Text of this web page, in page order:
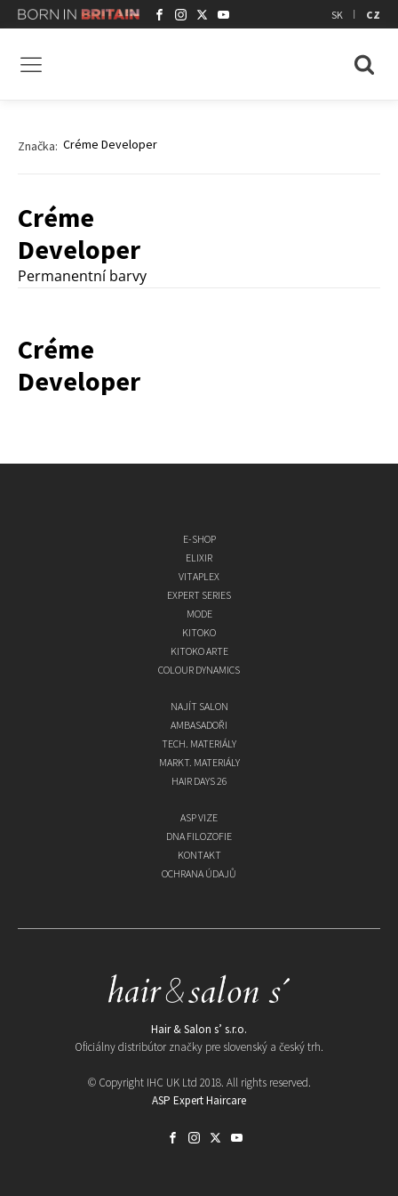
SK | CZ
Značka: Créme Developer
Créme
Developer
Permanentní barvy
Créme
Developer
E-SHOP
ELIXIR
VITAPLEX
EXPERT SERIES
MODE
KITOKO
KITOKO ARTE
COLOUR DYNAMICS
NAJÍT SALON
AMBASADOŘI
TECH. MATERIÁLY
MARKT. MATERIÁLY
HAIR DAYS 26
ASP VIZE
DNA FILOZOFIE
KONTAKT
OCHRANA ÚDAJŮ
Hair & Salon s’ s.r.o.
Oficiálny distribútor značky pre slovenský a český trh.
© Copyright IHC UK Ltd 2018. All rights reserved.
ASP Expert Haircare